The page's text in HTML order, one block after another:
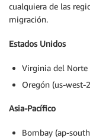
cualquiera de las
migración.
Estados Unidos
Virginia del Norte
Oregón (us-west-
Asia-Pacífico
Bombay (ap-